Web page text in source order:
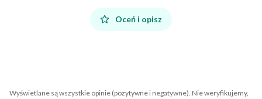
Oceń i opisz
Wyświetlane są wszystkie opinie (pozytywne i negatywne). Nie weryfikujemy,